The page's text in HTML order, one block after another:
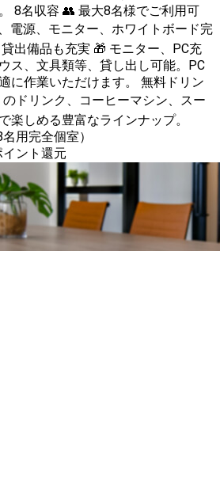
ス、文具類等、貸し出し可能。PC
いただけます。 無料ドリン
ドリンク、コーヒーマシン、スー
楽しめる豊富なラインナップ。
用完全個室）
イント還元